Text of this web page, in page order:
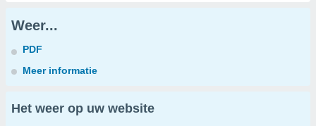
Weer...
PDF
Meer informatie
Het weer op uw website